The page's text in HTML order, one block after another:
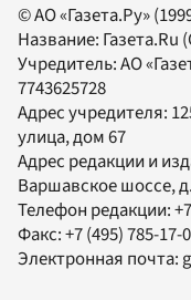
© АО «Газета.Ру»
Название: Газета.Ru
Учредитель:АО
7743625728
Адрес учредителя:
улица, дом 67
Адрес редакции и
Варшавское шоссе,
Телефон редакции:
Факс:+7 (495) 785-17-
Электронная почта: